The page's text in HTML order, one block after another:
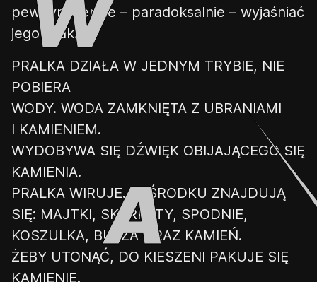
pewnym sensie – paradoksalnie – wyjaśniać
jego brak.
PRALKA DZIAŁA W JEDNYM TRYBIE, NIE
POBIERA
WODY. WODA ZAMKNIĘTA Z UBRANIAMI
I KAMIENIEM.
WYDOBYWA SIĘ DŹWIĘK OBIJAJĄCEGO SIĘ
KAMIENIA.
PRALKA WIRUJE. W ŚRODKU ZNAJDUJĄ
SIĘ: MAJTKI, SKARPETY, SPODNIE,
KOSZULKA, BLUZA ORAZ KAMIEŃ.
ŻEBY UTONĄĆ, DO KIESZENI PAKUJE SIĘ
KAMIENIE.